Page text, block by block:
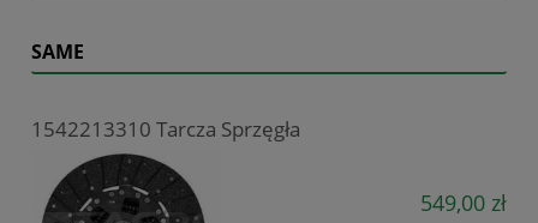
SAME
1542213310 Tarcza Sprzęgła
549,00 zł